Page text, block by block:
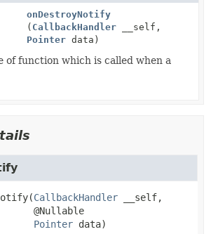
onDestroyNotify
( CallbackHandler __self,
Pointer data)
of function which is called when a
(CallbackHandler __self,
@Nullable
Pointer data)